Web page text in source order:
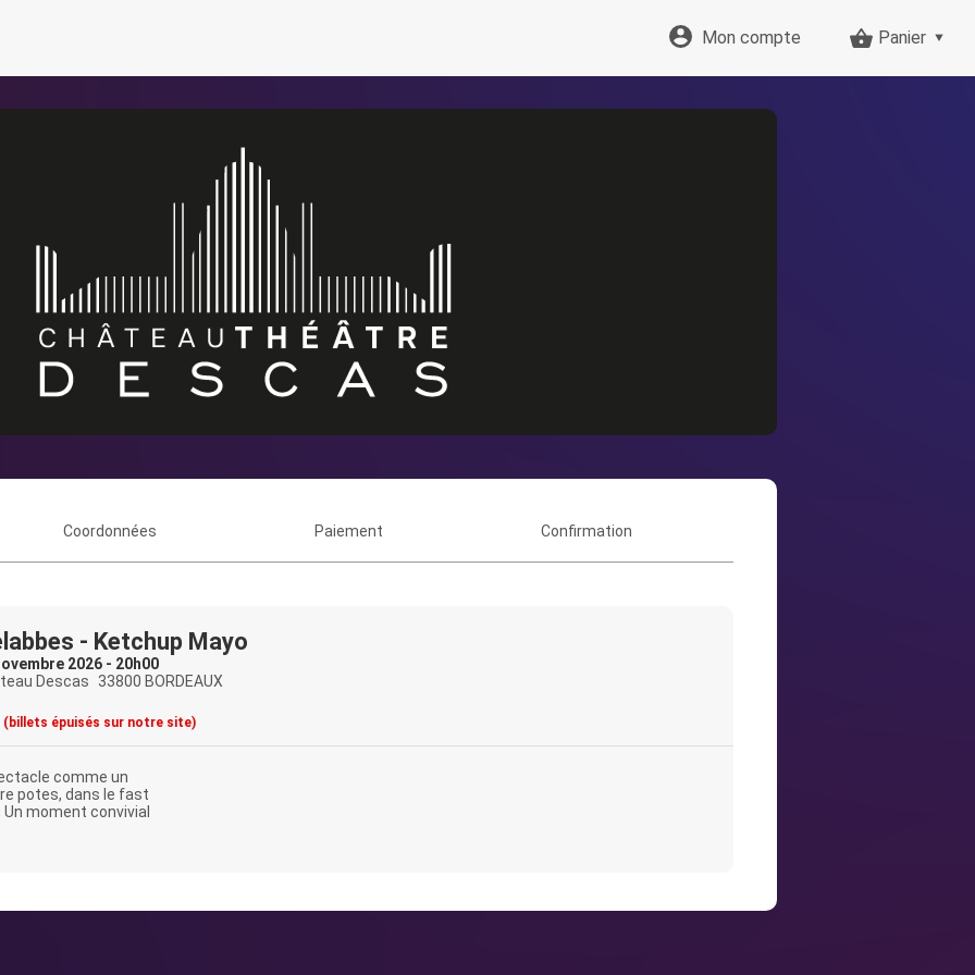
Panier
Mon compte
Coordonnées Paiement Confirmation
- Ketchup Mayo
2026 - 20h00
Descas
33800 BORDEAUX
(billets épuisés sur notre site)
comme un
potes, dans le fast
moment convivial
semaine : une heure
version !